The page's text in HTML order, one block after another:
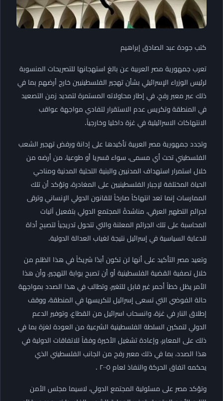
كتب جودة عبد الصادق إبراهيم
تعرب جمهورية مصر العربية عن بالغ استهجانها للتصريحات المنسوبة
لرئيس الوزراء الإسرائيلي بشأن تهجير الفلسطينيين خارج أرضهم بما في
ذلك عبر معبر رفح، في إطار محاولاته المستمرة لتمديد زمن التصعيد
في المنطقة وتكريس عدم الاستقرار لتفادي مواجهة عواقب
الانتهاكات الاسرائيلية في غزة داخليا وخارجياً.
وتجدد جمهورية مصر العربية تأكيدها على إدانة ورفض تهجير الشعب
الفلسطيني تحت أي مسمى، سواء قسريا أو طوعيا، من أرضه من
خلال استمرار استهداف المدنيين والبنية التحتية المدنية ومناحي
الحياة المختلفة لإجبار الفلسطينيين على المغادرة، وتؤكد أن تلك
الممارسات إنما تعد انتهاكاً صارخاً للقانون الدولي الإنساني وترقى
لجرائم التطهير العرقي، مناشدةً المجتمع الدولي بتفعيل آليات
المحاسبة على تلك الجرائم المعلنة والتي تتحول تدريجياً لتصبح أداة
للدعاية السياسية في إسرائيل نتيجة لغياب العدالة الدولية.
وتعيد مصر التأكيد على أنها لن تكون أبدًا شريكاً في هذا الظلم من
خلال تصفية القضية الفلسطينية أو أن تصبح بوابة التهجير، وأن هذا
الأمر يظل خطاً أحمر غير قابل للتغير، وتطالب في هذا الصدد بمواجهة
حالة الفوضي التي تسعى إسرائيل لتكريسها في المنطقة، ووقف
إطلاق النار في غزة، وانسحاب اسرائيل من القطاع، وتوفير الدعم
الدولي لتمكين السلطة الفلسطينية الشرعية من العودة لغزة بما في
ذلك على المعابر، وإعادة تشغيل الأخيرة وفقاً للاتفاقات الدولية في
هذا الصدد، بما في ذلك معبر رفح من الجانب الفلسطيني الذي
يحكمه اتفاق الحركة والنفاذ لعام ٢٠٠٥ .
وتؤكد مصر على مسئولية المجتمع الدولي، لاسيما مجلس الأمن